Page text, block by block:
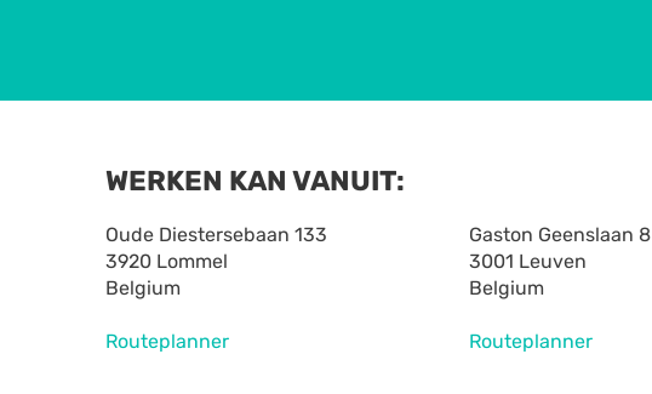
WERKEN KAN VANUIT:
Oude Diestersebaan 133
3920 Lommel
Belgium
Routeplanner
Gaston Geenslaan 8
3001 Leuven
Belgium
Routeplanner